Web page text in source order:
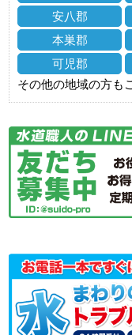
安八郡
本巣郡
可児郡
その他の地域の方も